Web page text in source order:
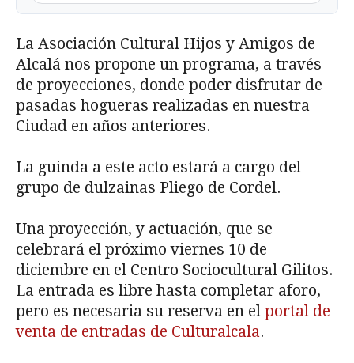
La Asociación Cultural Hijos y Amigos de
Alcalá nos propone un programa, a través
de proyecciones, donde poder disfrutar de
pasadas hogueras realizadas en nuestra
Ciudad en años anteriores.
La guinda a este acto estará a cargo del
grupo de dulzainas Pliego de Cordel.
Una proyección, y actuación, que se
celebrará el próximo viernes 10 de
diciembre en el Centro Sociocultural Gilitos.
La entrada es libre hasta completar aforo,
pero es necesaria su reserva en el portal de
venta de entradas de Culturalcala.